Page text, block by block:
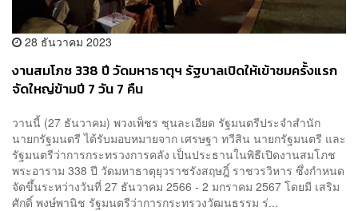
28 ธันวาคม 2023
งานสมโภช 338 ปี วัดมหาธาตุฯ รัฐบาลเปิดให้เข้าชมครั้งแรก
จัดใหญ่ข้ามปี 7 วัน 7 คืน
วานนี้ (27 ธันวาคม) พวงเพ็ชร ชุนละเอียด รัฐมนตรีประจำสำนัก
นายกรัฐมนตรี ได้รับมอบหมายจาก เศรษฐา ทวีสิน นายกรัฐมนตรี และ
รัฐมนตรีว่าการกระทรวงการคลัง เป็นประธานในพิธีเปิดงานสมโภช
พระอาราม 338 ปี วัดมหาธาตุยุวราชรังสฤษฎิ์ ราชวรวิหาร ซึ่งกำหนด
จัดขึ้นระหว่างวันที่ 27 ธันวาคม 2566 - 2 มกราคม 2567 โดยมี เสริม
ศักดิ์ พงษ์พานิช รัฐมนตรีว่าการกระทรวงวัฒนธรรม ร่...